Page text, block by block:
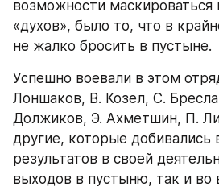
возможности маскироваться
«духов», было то, что в
не жалко бросить в пустыне.
Успешно воевали в этом
Лоншаков, В. Козел, С.
Должиков, Э. Ахметшин, П.
другие, которые добивались
результатов в своей
выходов в пустыню, так и во